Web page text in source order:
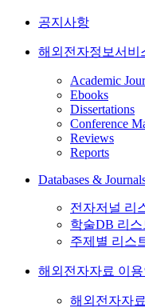
공지사항
해외전자정보서비
Academic
Ebooks
Dissertations
Conference
Reviews
Reports
Databases &
전자저널 리
학술DB 리스
주제별 리스
해외전자자료 이용
해외전자자